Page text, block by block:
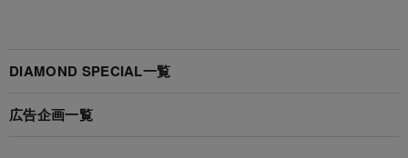
DIAMOND SPECIAL一覧
広告企画一覧